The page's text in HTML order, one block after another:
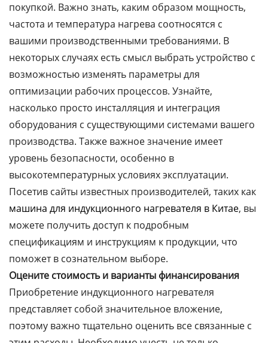
покупкой. Важно знать, каким образом мощность,
частота и температура нагрева соотносятся с
вашими производственными требованиями. В
некоторых случаях есть смысл выбрать устройство с
возможностью изменять параметры для
оптимизации рабочих процессов. Узнайте,
насколько просто инсталляция и интеграция
оборудования с существующими системами вашего
производства. Также важное значение имеет
уровень безопасности, особенно в
высокотемпературных условиях эксплуатации.
Посетив сайты известных производителей, таких как
машина для индукционного нагревателя в Китае, вы
можете получить доступ к подробным
спецификациям и инструкциям к продукции, что
поможет в сознательном выборе.
Оцените стоимость и варианты финансирования
Приобретение индукционного нагревателя
представляет собой значительное вложение,
поэтому важно тщательно оценить все связанные с